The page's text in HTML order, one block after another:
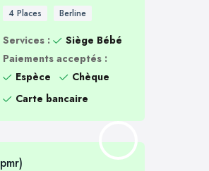
4 Places Berline
Services :
Siège Bébé
Paiements acceptés :
Espèce
Chèque
Carte bancaire